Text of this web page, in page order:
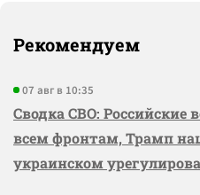
Рекомендуем
07 авг в 10:35
Сводка СВО: Российские
всем фронтам, Трамп
украинском